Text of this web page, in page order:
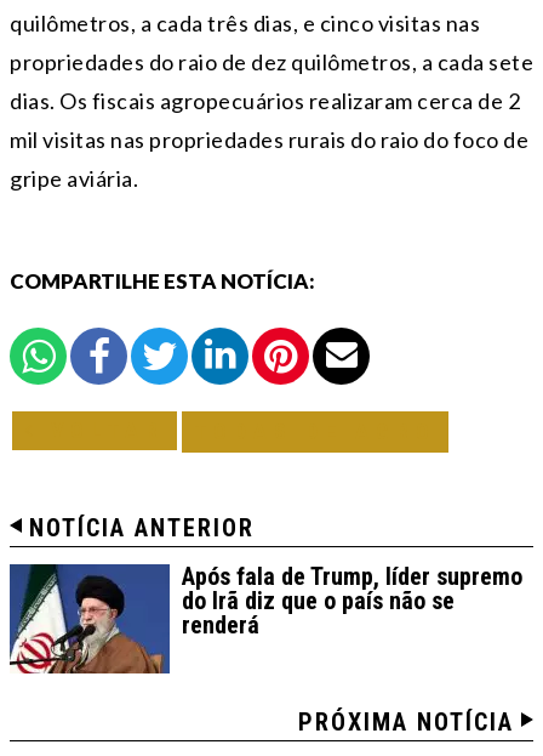
quilômetros, a cada três dias, e cinco visitas nas
propriedades do raio de dez quilômetros, a cada sete
dias. Os fiscais agropecuários realizaram cerca de 2
mil visitas nas propriedades rurais do raio do foco de
gripe aviária.
COMPARTILHE ESTA NOTÍCIA:
NOTÍCIA ANTERIOR
Após fala de Trump, líder supremo
do Irã diz que o país não se
renderá
PRÓXIMA NOTÍCIA